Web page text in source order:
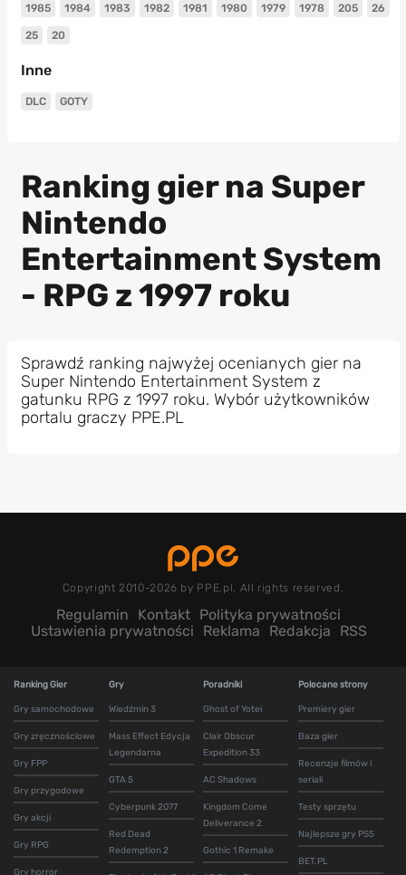
1985 1984 1983 1982 1981 1980 1979 1978 205 26
25 20
Inne
DLC GOTY
Ranking gier na Super
Nintendo
Entertainment System
- RPG z 1997 roku
Sprawdź ranking najwyżej ocenianych gier na
Super Nintendo Entertainment System z
gatunku RPG z 1997 roku. Wybór użytkowników
portalu graczy PPE.PL
Copyright 2010-2026 by PPE.pl. All rights reserved.
Regulamin Kontakt Polityka prywatności
Ustawienia prywatności
Reklama Redakcja RSS
Ranking Gier
Gry samochodowe
Gry zręcznościowe
Gry FPP
Gry przygodowe
Gry akcji
Gry RPG
Gry horror
Gry
Wiedźmin 3
Mass Effect Edycja
Legendarna
GTA 5
Cyberpunk 2077
Red Dead
Redemption 2
Poradniki
Ghost of Yotei
Clair Obscur
Expedition 33
AC Shadows
Kingdom Come
Deliverance 2
Gothic 1 Remake
Polecane strony
Premiery gier
Baza gier
Recenzje filmów i
seriali
Testy sprzętu
Najlepsze gry PS5
BET.PL